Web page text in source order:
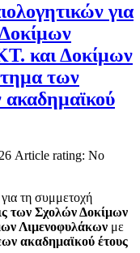
για
και Δοκίμων
των
Article rating: No
για τη συμμετοχή
των Σχολών Δοκίμων
Λιμενοφυλάκων με
ακαδημαϊκού έτους